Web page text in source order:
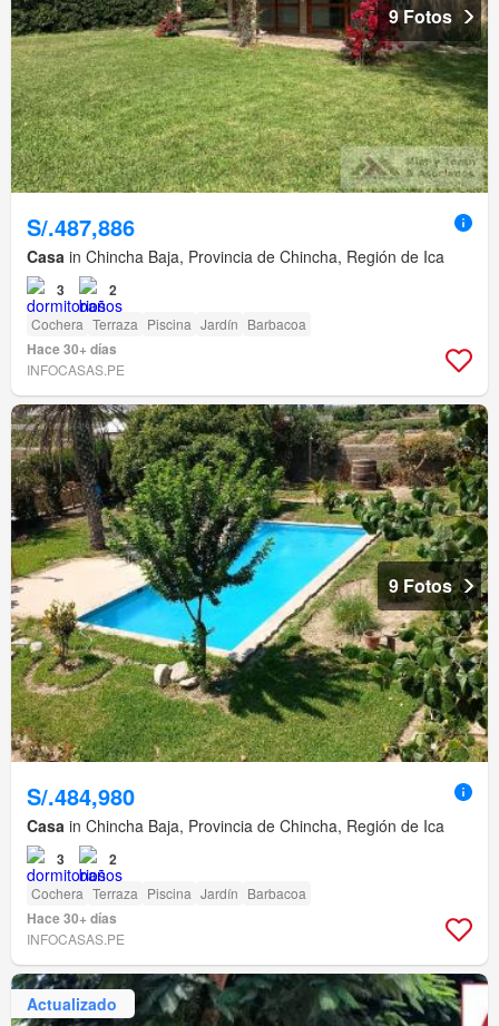
9 Fotos
S/.487,886
Casa in Chincha Baja, Provincia de Chincha, Región de Ica
3 2
Cochera Terraza Piscina Jardín Barbacoa
Hace 30+ días
INFOCASAS.PE
9 Fotos
S/.484,980
Casa in Chincha Baja, Provincia de Chincha, Región de Ica
3 2
Cochera Terraza Piscina Jardín Barbacoa
Hace 30+ días
INFOCASAS.PE
Actualizado